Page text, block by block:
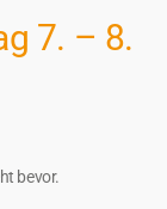
7. – 8.
bevor.